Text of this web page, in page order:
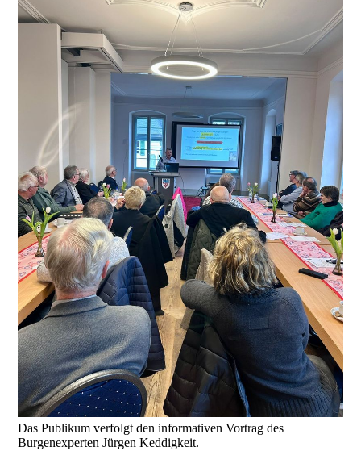
Das Publikum verfolgt den informativen Vortrag des
Burgenexperten Jürgen Keddigkeit.